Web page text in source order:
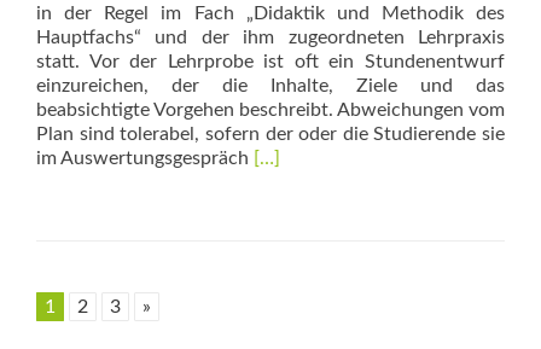
in der Regel im Fach „Didaktik und Methodik des
Hauptfachs“ und der ihm zugeordneten Lehrpraxis
statt. Vor der Lehrprobe ist oft ein Stundenentwurf
einzureichen, der die Inhalte, Ziele und das
beabsichtigte Vorgehen beschreibt. Abweichungen vom
Plan sind tolerabel, sofern der oder die Studierende sie
im Auswertungsgespräch Read
[…]
1 2 3 »